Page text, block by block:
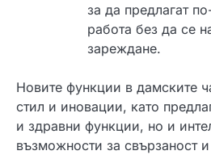
за да предлагат
работа без да се
зареждане.
Новите функции в дамските
стил и иновации, като
и здравни функции, но и
възможности за свързаност